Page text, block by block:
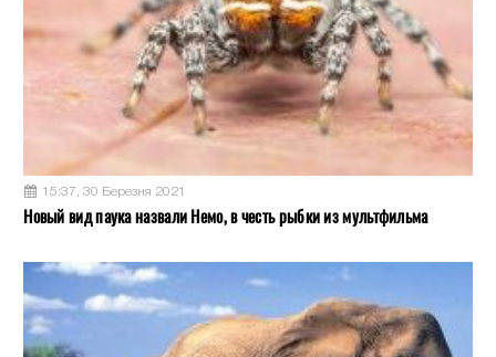
15:37, 30 Березня 2021
Новый вид паука назвали Немо, в честь рыбки из мультфильма